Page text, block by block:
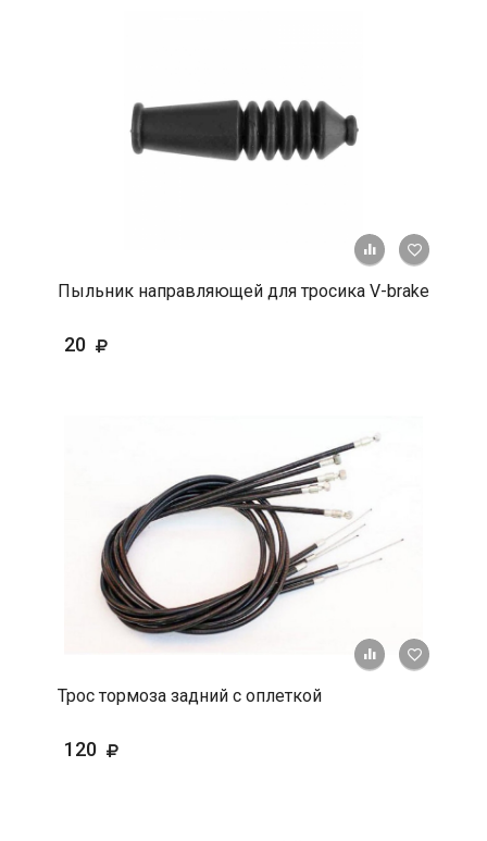
+ К
Пыльник направляющей для тросика V-brake
20
+ К
Трос тормоза задний с оплеткой
120